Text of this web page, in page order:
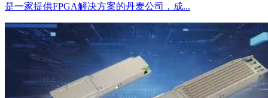
是一家提供FPGA解决方案的丹麦公司，成...